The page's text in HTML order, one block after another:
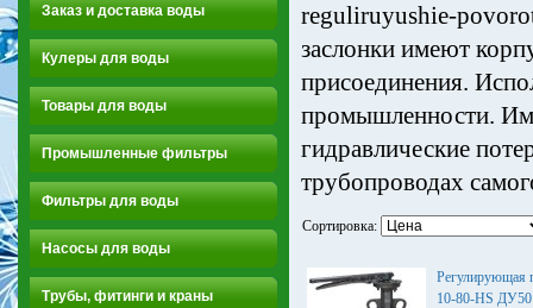
Заказ и доставка воды
Кулеры для воды
Товары для воды
Промышленные фильтры
Фильтры для воды
Насосы для воды
Трубы, фитинги и краны
reguliruyushie-
заслонки имеют
присоединения.
промышленности.
гидравлические
трубопроводах
Сортировка:
Регулирующая
10-80-HS ДУ50